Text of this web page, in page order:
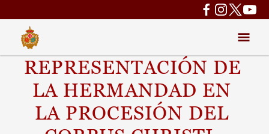
REPRESENTACIÓN DE
LA HERMANDAD EN
LA PROCESIÓN DEL